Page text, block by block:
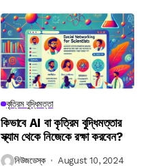
কৃত্রিম বুদ্ধিমত্তা
কিভাবে AI বা কৃত্রিম বুদ্ধিমত্তার
স্ক্যাম থেকে নিজেকে রক্ষা করবেন?
নিউজডেস্ক August 10, 2024